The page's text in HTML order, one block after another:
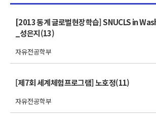
[2013 동계 글로벌현장학습] SNUCLS in
_성은지(13)
자유전공학부
[제7회 세계체험프로그램] 노호정(11)
자유전공학부